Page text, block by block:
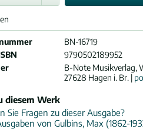
BN-16719
9790502189952
B-Note Musikverlag,
27628 Hagen i. Br. |
diesem Werk
Sie Fragen zu dieser Ausgabe?
von Gulbins, Max (1862-